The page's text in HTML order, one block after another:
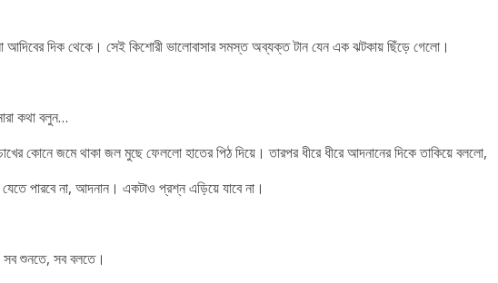
আদিবের দিক থেকে। সেই কিশোরী ভালোবাসার সমস্ত অব্যক্ত টান যেন এক ঝটকায় ছিঁড়ে গেলো।
কথা বলুন…
কোনে জমে থাকা জল মুছে ফেললো হাতের পিঠ দিয়ে। তারপর ধীরে ধীরে আদনানের দিকে তাকিয়ে বললো,
পারবে না, আদনান। একটাও প্রশ্ন এড়িয়ে যাবে না।
শুনতে, সব বলতে।